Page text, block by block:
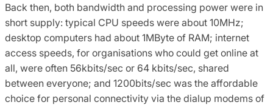
Back then, both bandwidth and processing power were in
short supply: typical CPU speeds were about 10MHz;
desktop computers had about 1MByte of RAM; internet
access speeds, for organisations who could get online at
all, were often 56kbits/sec or 64 kbits/sec, shared
between everyone; and 1200bits/sec was the affordable
choice for personal connectivity via the dialup modems of